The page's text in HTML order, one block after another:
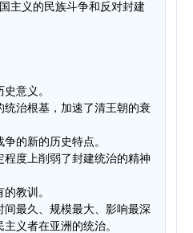
主义的民族斗争和反对封建
意义。
治根基，加速了清王朝的衰
的新的历史特点。
度上削弱了封建统治的精神
教训。
最久、规模最大、影响最深
义者在亚洲的统治。